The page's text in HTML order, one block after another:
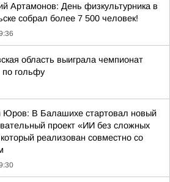
Артамонов: День физкультурника в
собрал более 7 500 человек!
область выиграла чемпионат
по гольфу
Юров: В Балашихе стартовал новый
проект «ИИ без сложных
реализован совместно со